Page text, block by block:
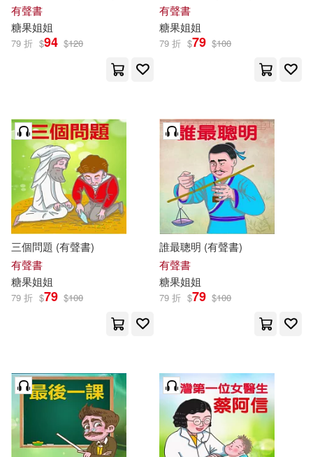
有聲書
糖果姐姐
79 折 $94 $120
有聲書
糖果姐姐
79 折 $79 $100
三個問題 (有聲書)
有聲書
糖果姐姐
79 折 $79 $100
誰最聰明 (有聲書)
有聲書
糖果姐姐
79 折 $79 $100